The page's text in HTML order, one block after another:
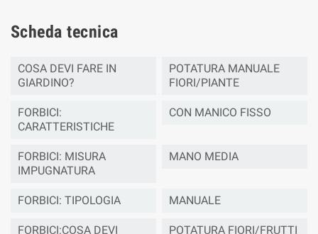
Scheda tecnica
COSA DEVI FARE IN
GIARDINO?
POTATURA MANUALE
FIORI/PIANTE
FORBICI:
CARATTERISTICHE
CON MANICO FISSO
FORBICI: MISURA
IMPUGNATURA
MANO MEDIA
FORBICI: TIPOLOGIA MANUALE
FORBICI:COSA DEVI
POTATURA FIORI/FRUTTI